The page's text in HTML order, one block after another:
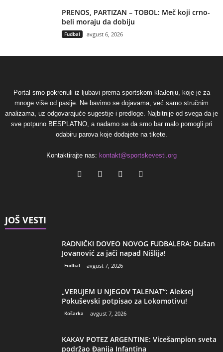
PRENOS, PARTIZAN – TOBOL: Meč koji crno-
beli moraju da dobiju
Fudbal avgust 6, 2026
Portal smo pokrenuli iz ljubavi prema sportskom klađenju, koje je za
mnoge više od pasije. Ne bavimo se dojavama, već samo stručnim
analizama, uz odgovarajuće sugestije i predloge. Najbitnije od svega da je
sve potpuno BESPLATNO, a nadamo se da smo bar malo pomogli pri
odabiru parova koje dodajete na tikete.
Kontaktirajte nas: kontakt@sportskevesti.org
JOŠ VESTI
RADNIČKI DOVEO NOVOG FUDBALERA: Dušan
Jovanović za jači napad Nišlija!
Fudbal avgust 7, 2026
„VERUJEM U NJEGOV TALENAT“: Aleksej
Pokuševski potpisao za Lokomotivu!
Košarka avgust 7, 2026
KAKAV POTEZ ARGENTINE: Vicešampion sveta
podržao Đanija Infantina